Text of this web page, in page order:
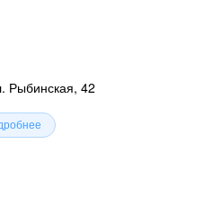
Рыбинская, 42